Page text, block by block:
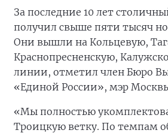
За последние 10 лет
получил свыше пяти тысяч
Они вышли на Кольцевую,
Краснопресненскую,
линии, отметил член Бюро
«Единой России», мэр
«Мы полностью
Троицкую ветку. По темпам